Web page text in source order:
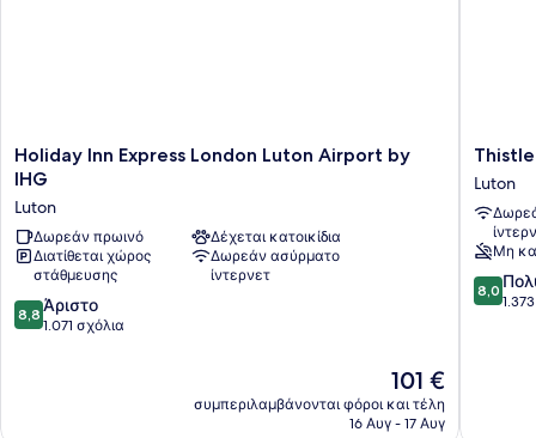
Holiday
Inn
London
Luton
Airport
IHG
Luton
Holiday Inn Express London Luton Airport by
IHG
Luton
Δωρεάν πρωινό
Δέχεται κατοικίδια
Διατίθεται χώρος
στάθμευσης
Δωρεάν ασύρματο
ίντερνετ
8.8
στα
8,8 Άριστο
1.071 σχόλια
Η
τιμή
είναι
101 €
συμπεριλαμβάνονται φόροι και τέλη
16 Αυγ - 17 Αυγ
Thistle
Express
London
Luton
Luton
Luton
Μη
8.0
στα
8,0